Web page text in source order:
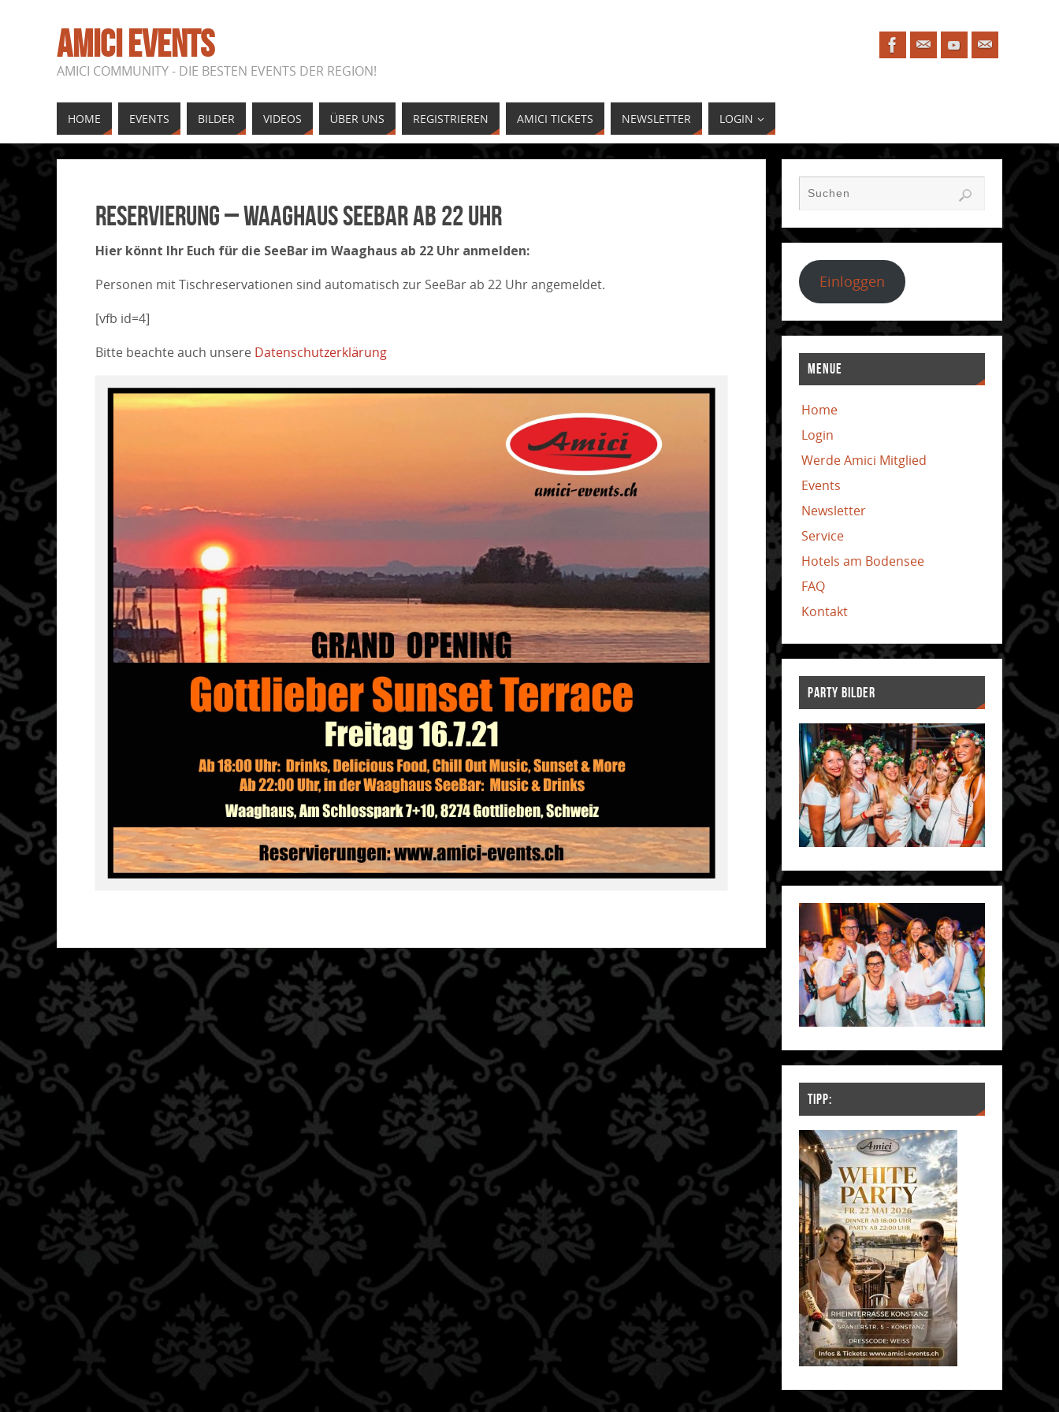
AMICI EVENTS
AMICI COMMUNITY - DIE BESTEN EVENTS DER REGION!
HOME EVENTS BILDER VIDEOS ÜBER UNS REGISTRIEREN AMICI TICKETS NEWSLETTER LOGIN
Reservierung – Waaghaus SeeBar ab 22 Uhr
Hier könnt Ihr Euch für die SeeBar im Waaghaus ab 22 Uhr anmelden:
Personen mit Tischreservationen sind automatisch zur SeeBar ab 22 Uhr angemeldet.
[vfb id=4]
Bitte beachte auch unsere Datenschutzerklärung
Einloggen
MENUE
Home
Login
Werde Amici Mitglied
Events
Newsletter
Service
Hotels am Bodensee
FAQ
Kontakt
PARTY BILDER
TIPP: